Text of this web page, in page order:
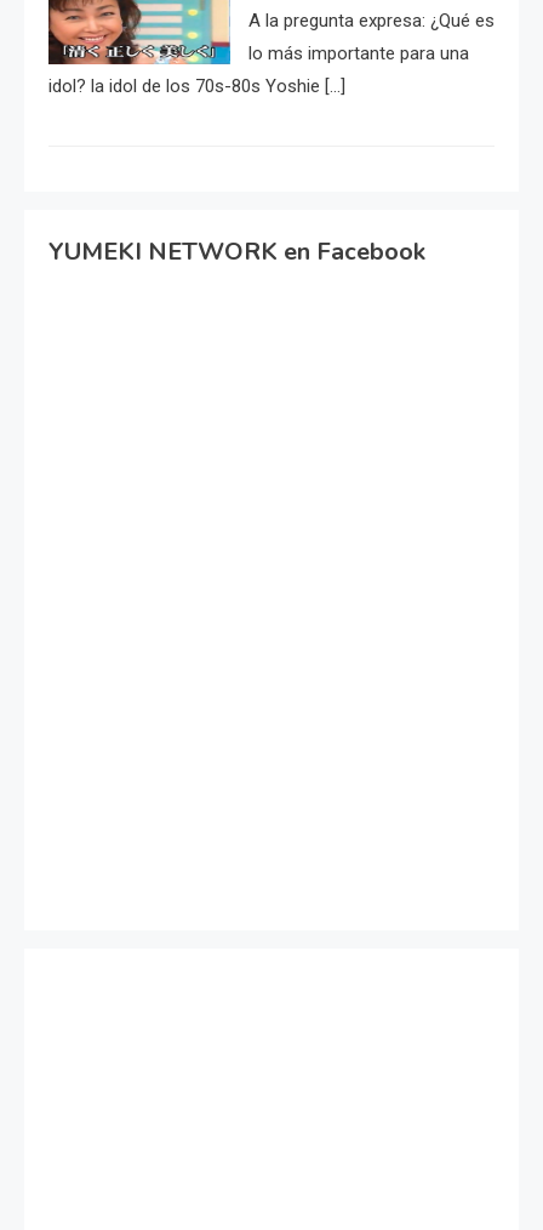
A la pregunta expresa: ¿Qué es
lo más importante para una
idol? la idol de los 70s-80s Yoshie […]
YUMEKI NETWORK en Facebook